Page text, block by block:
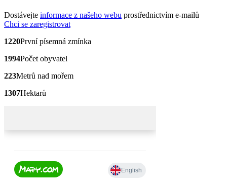
Dostávejte informace z našeho webu prostřednictvím e-mailů
Chci se zaregistrovat
1220První písemná zmínka
1994Počet obyvatel
223Metrů nad mořem
1307Hektarů